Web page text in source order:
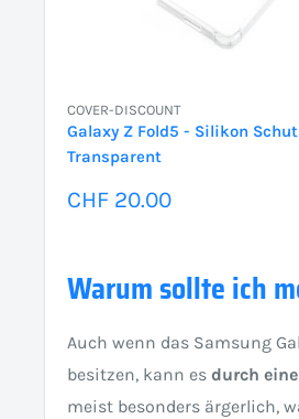
COVER-DISCOUNT
Galaxy Z Fold5 - Silikon
Transparent
Sonderpreis
CHF 20.00
Warum sollte ich
Auch wenn das Samsung
besitzen, kann es durch
meist besonders ärgerlich,